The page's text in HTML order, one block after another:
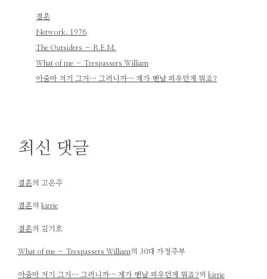
결혼
Network, 1976
The Outsiders – R.E.M.
What of me – Trespassers William
아줌마 저기 그거… 그러니까… 제가 맨날 피우던게 뭐죠?
최신 댓글
결혼의 고은주
결혼의 kirrie
결혼의 김기호
What of me – Trespassers William의 30대 가정주부
아줌마 저기 그거… 그러니까… 제가 맨날 피우던게 뭐죠?의 kirrie